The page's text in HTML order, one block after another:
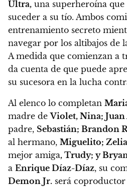
Ultra, una superheroína
suceder a su tío. Ambos
entrenamiento secreto
navegar por los altibajos de
A medida que comienzan a
da cuenta de que puede
su sucesora en la lucha
Al elenco lo completan
madre deViolet, Nina;
padre, Sebastián; Brandon
al hermano, Miguelito;
mejor amiga, Trudy; y
a Enrique Díaz-Díaz, su
Demon Jr. será